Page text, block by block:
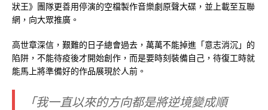
狀王》團隊更善用停演的空檔製作音樂劇原聲大碟，並上載至互聯
網，向大眾推廣。
高世章深信，艱難的日子總會過去，萬萬不能掉進「意志消沉」的
陷阱，不能待疫後才開始創作，而是要時刻裝備自己，待復工時就
能馬上將準備好的作品展現於人前。
「我一直以來的方向都是將逆境變成順